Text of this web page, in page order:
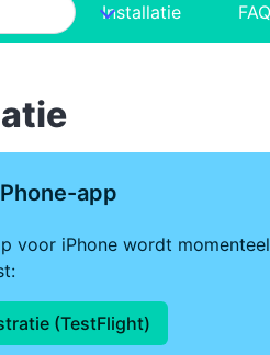
Installatie FAQ
app
voor iPhone wordt
(TestFlight)